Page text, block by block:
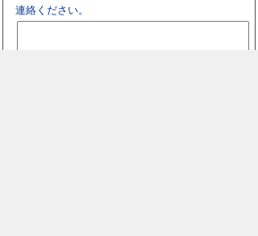
連絡ください。